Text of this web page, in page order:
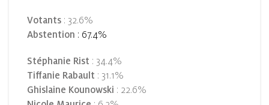
Votants : 32.6%
Abstention : 67.4%
Stéphanie Rist : 34.4%
Tiffanie Rabault : 31.1%
Ghislaine Kounowski : 22.6%